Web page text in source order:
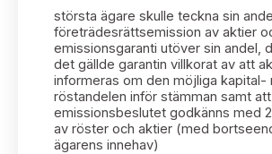
Ledamöter
Huvudmän
Verksamhetsberättelser
Sök uttalanden
Avgifter
Prenumerera
Bildarkiv
Kontakt administrativa ärenden
största ägare skulle teckna sin
företrädesrättsemission av aktier
emissionsgaranti utöver sin andel,
det gällde garantin villkorat av att
informeras om den möjliga kapital-
röstandelen inför stämman samt att
emissionsbeslutet godkänns med
av röster och aktier (med
ägarens innehav)